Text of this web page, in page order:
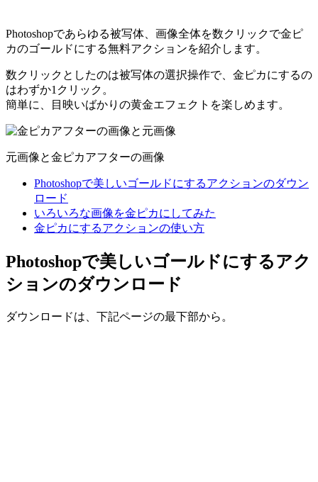
Photoshopであらゆる被写体、画像全体を数クリックで金ピ
カのゴールドにする無料アクションを紹介します。
数クリックとしたのは被写体の選択操作で、金ピカにするの
はわずか1クリック。
簡単に、目映いばかりの黄金エフェクトを楽しめます。
元画像と金ピカアフターの画像
Photoshopで美しいゴールドにするアクションのダウン
ロード
いろいろな画像を金ピカにしてみた
金ピカにするアクションの使い方
Photoshopで美しいゴールドにするアク
ションのダウンロード
ダウンロードは、下記ページの最下部から。